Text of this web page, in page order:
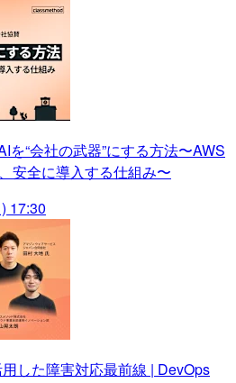
を“会社の武器”にする方法〜AWS
安全に導入する仕組み〜
17:30
用した障害対応最前線 | DevOps